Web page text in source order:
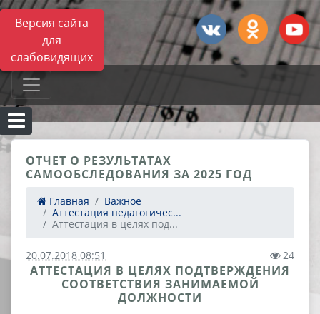
Версия сайта
для
слабовидящих
ОТЧЕТ О РЕЗУЛЬТАТАХ
САМООБСЛЕДОВАНИЯ ЗА 2025 ГОД
Главная
Важное
Аттестация педагогичес...
Аттестация в целях под...
20.07.2018 08:51 24
АТТЕСТАЦИЯ В ЦЕЛЯХ ПОДТВЕРЖДЕНИЯ
СООТВЕТСТВИЯ ЗАНИМАЕМОЙ
ДОЛЖНОСТИ